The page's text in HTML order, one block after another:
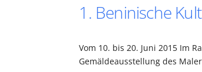
1. Beninische
Vom 10. bis 20. Juni 2015 Im
Gemäldeausstellung des